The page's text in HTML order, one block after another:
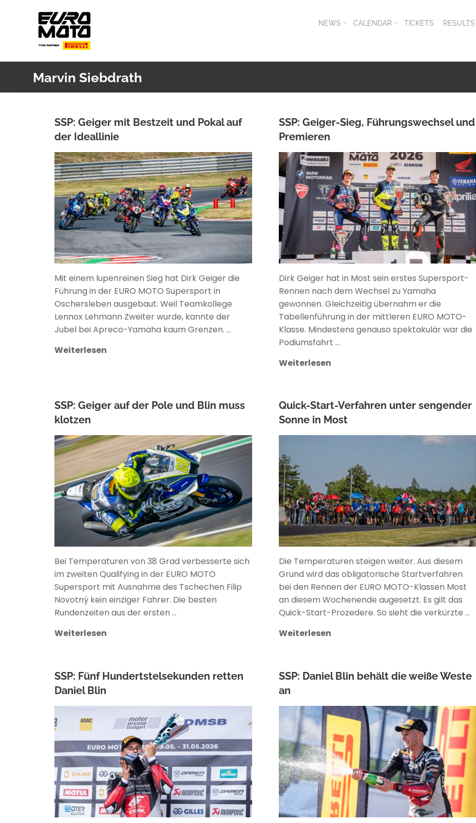
NEWS CALENDAR TICKETS RESULTS
Marvin Siebdrath
SSP: Geiger mit Bestzeit und Pokal auf
der Ideallinie
ANKE WIECZOREK
Mit einem lupenreinen Sieg hat Dirk Geiger die
Führung in der EURO MOTO Supersport in
Oschersleben ausgebaut. Weil Teamkollege
Lennox Lehmann Zweiter wurde, kannte der
Jubel bei Apreco-Yamaha kaum Grenzen. …
Weiterlesen
SSP: Geiger-Sieg, Führungswechsel und
Premieren
ANKE WIECZOREK
Dirk Geiger hat in Most sein erstes Supersport-
Rennen nach dem Wechsel zu Yamaha
gewonnen. Gleichzeitig übernahm er die
Tabellenführung in der mittleren EURO MOTO-
Klasse. Mindestens genauso spektakulär war die
Podiumsfahrt …
Weiterlesen
SSP: Geiger auf der Pole und Blin muss
klotzen
ANKE WIECZOREK
Bei Temperaturen von 38 Grad verbesserte sich
im zweiten Qualifying in der EURO MOTO
Supersport mit Ausnahme des Tschechen Filip
Novotný kein einziger Fahrer. Die besten
Rundenzeiten aus der ersten …
Weiterlesen
Quick-Start-Verfahren unter sengender
Sonne in Most
ANKE WIECZOREK
Die Temperaturen steigen weiter. Aus diesem
Grund wird das obligatorische Startverfahren
bei den Rennen der EURO MOTO-Klassen Most
an diesem Wochenende augesetzt. Es gilt das
Quick-Start-Prozedere. So sieht die verkürzte …
Weiterlesen
SSP: Fünf Hundertstelsekunden retten
Daniel Blin
ANKE WIECZOREK
SSP: Daniel Blin behält die weiße Weste
an
ANKE WIECZOREK